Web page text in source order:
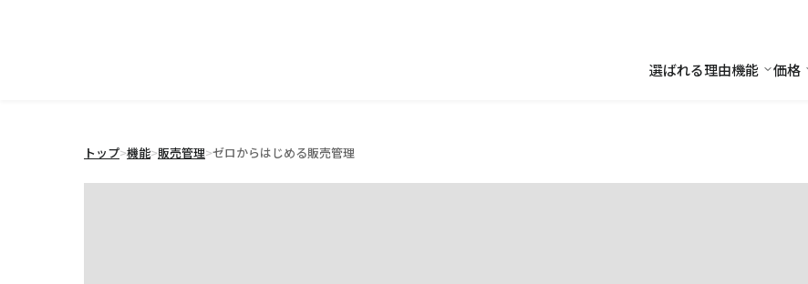
選ばれる理由機能 機能
価格
トップ>機能>販売管理>ゼロからはじめる販売管理